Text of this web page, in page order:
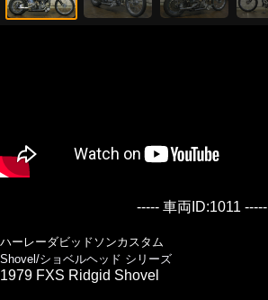
----- 車両ID:1011 -----
ハーレーダビッドソンカスタム
Shovel/ショベルヘッド シリーズ
1979 FXS Ridgid Shovel